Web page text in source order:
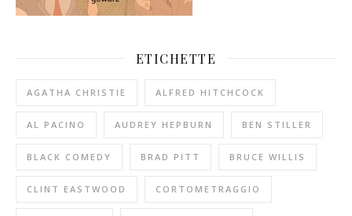
ETICHETTE
AGATHA CHRISTIE ALFRED HITCHCOCK
AL PACINO AUDREY HEPBURN BEN STILLER
BLACK COMEDY BRAD PITT BRUCE WILLIS
CLINT EASTWOOD CORTOMETRAGGIO